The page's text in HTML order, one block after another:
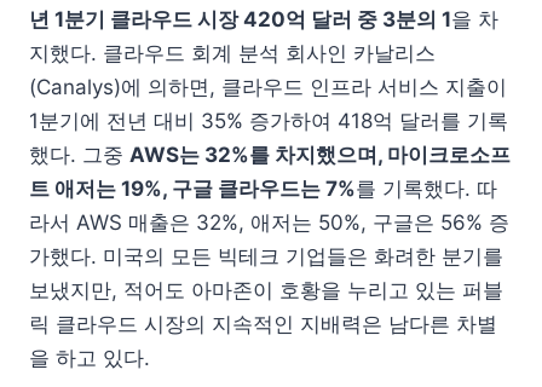
년 1분기 클라우드 시장 420억 달러 중 3분의 1을 차
지했다. 클라우드 회계 분석 회사인 카날리스
(Canalys)에 의하면, 클라우드 인프라 서비스 지출이
1분기에 전년 대비 35% 증가하여 418억 달러를 기록
했다. 그중 AWS는 32%를 차지했으며, 마이크로소프
트 애저는 19%, 구글 클라우드는 7%를 기록했다. 따
라서 AWS 매출은 32%, 애저는 50%, 구글은 56% 증
가했다. 미국의 모든 빅테크 기업들은 화려한 분기를
보냈지만, 적어도 아마존이 호황을 누리고 있는 퍼블
릭 클라우드 시장의 지속적인 지배력은 남다른 차별
을 하고 있다.